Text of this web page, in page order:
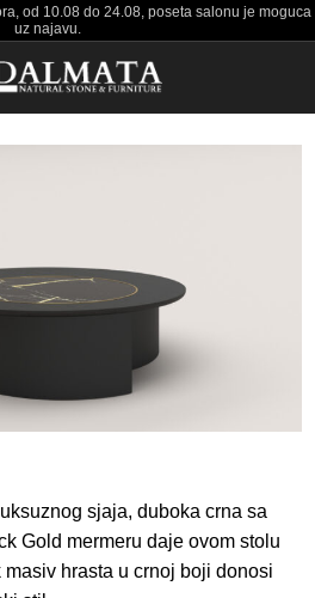
od 10.08 do 24.08, poseta salonu je moguca
uz najavu.
sjaja, duboka crna sa
Gold mermeru daje ovom stolu
hrasta u crnoj boji donosi